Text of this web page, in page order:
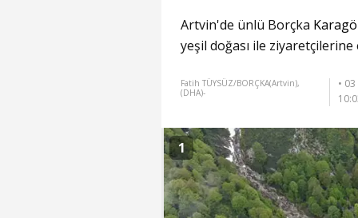
Artvin'de ünlü Borçka
yeşil doğası ile
Fatih TÜYSÜZ/BORÇKA(Artvin),
(DHA)-
•
1